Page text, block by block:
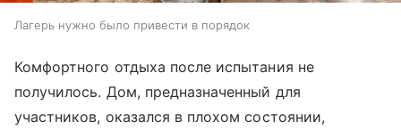
Лагерь нужно было привести в порядок
Комфортного отдыха после испытания не
получилось. Дом, предназначенный для
участников, оказался в плохом состоянии,